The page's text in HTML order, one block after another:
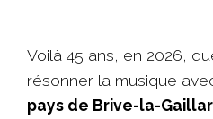
Voilà 45 ans, en 2026,
résonner la musique
pays de Brive-la-